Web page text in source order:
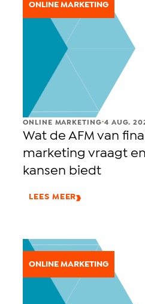
ONLINE MARKETING
ONLINE MARKETING.4 AUG.
Wat de AFM van
marketing vraagt
kansen biedt
LEES MEER
ONLINE MARKETING